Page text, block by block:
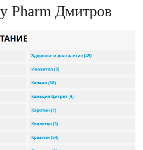
Pharm Дмитров